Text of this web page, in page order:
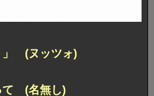
」 (ヌッツォ)
て (名無し)